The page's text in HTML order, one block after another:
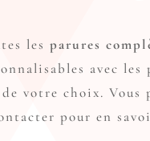
lesparures
avec les
votre choix. Vous
pour en